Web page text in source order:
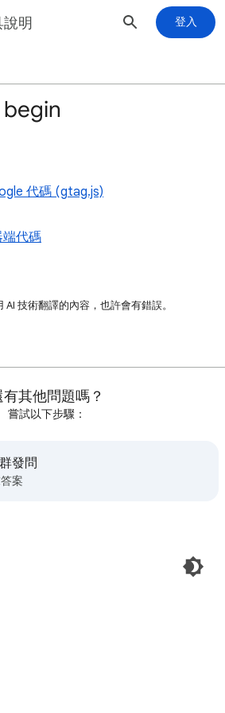
明 登入
代碼 (gtag.js)
代碼
技術翻譯的內容，也許會有錯誤。
有其他問題嗎？
嘗試以下步驟：
發問
案